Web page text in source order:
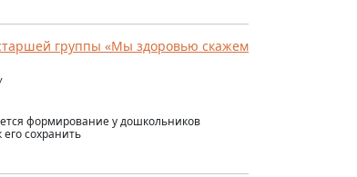
группы «Мы здоровью скажем
формирование у дошкольников
сохранить